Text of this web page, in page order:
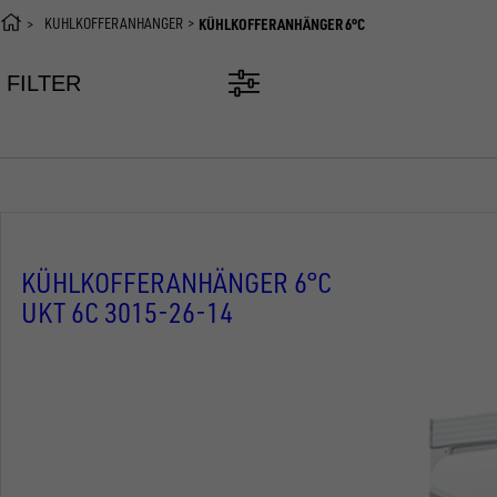
KÜHLKOFFERANHÄNGER KÜHLKOFFERANHÄNGER 6°C
FILTER
KÜHLKOFFERANHÄNGER 6°C
UKT 6C 3015-26-14